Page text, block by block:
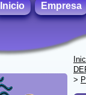
Inicio Empresa
>